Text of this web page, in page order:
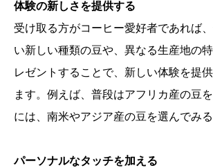
体験の新しさを提供する
受け取る方がコーヒー愛好者であれば
い新しい種類の豆や、異なる生産地の
レゼントすることで、新しい体験を提
ます。例えば、普段はアフリカ産の豆
には、南米やアジア産の豆を選んでみる
パーソナルなタッチを加える